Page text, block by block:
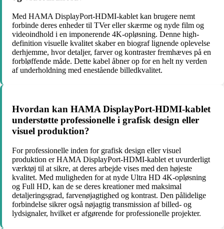
Med HAMA DisplayPort-HDMI-kablet kan brugere nemt
forbinde deres enheder til TVer eller skærme og nyde film og
videoindhold i en imponerende 4K-opløsning. Denne high-
definition visuelle kvalitet skaber en biograf lignende oplevelse
derhjemme, hvor detaljer, farver og kontraster fremhæves på en
forbløffende måde. Dette kabel åbner op for en helt ny verden
af underholdning med enestående billedkvalitet.
Hvordan kan HAMA DisplayPort-HDMI-kablet
understøtte professionelle i grafisk design eller
visuel produktion?
For professionelle inden for grafisk design eller visuel
produktion er HAMA DisplayPort-HDMI-kablet et uvurderligt
værktøj til at sikre, at deres arbejde vises med den højeste
kvalitet. Med muligheden for at nyde Ultra HD 4K-opløsning
og Full HD, kan de se deres kreationer med maksimal
detaljeringsgrad, farvenøjagtighed og kontrast. Den pålidelige
forbindelse sikrer også nøjagtig transmission af billed- og
lydsignaler, hvilket er afgørende for professionelle projekter.